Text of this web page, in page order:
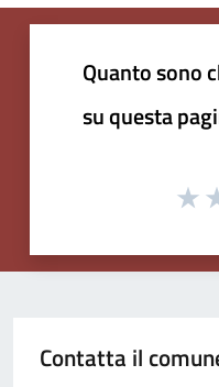
Quanto sono
su questa
Contatta il